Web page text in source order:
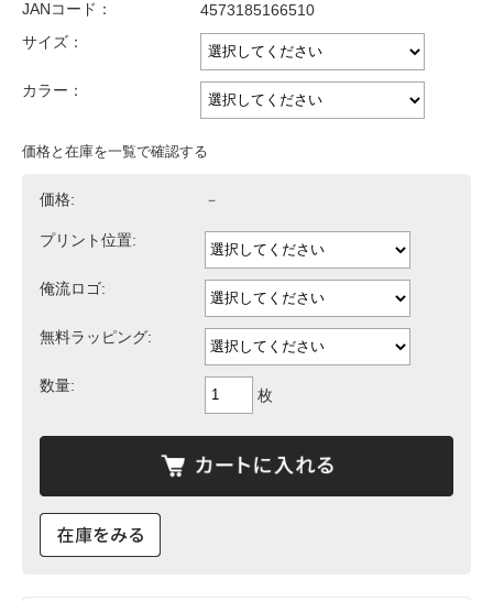
JANコード：
4573185166510
サイズ：
カラー：
価格と在庫を一覧で確認する
価格: －
プリント位置:
俺流ロゴ:
無料ラッピング:
数量:
枚